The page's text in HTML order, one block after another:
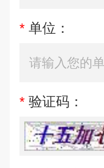
* 单位：
* 验证码：